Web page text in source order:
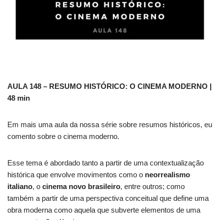
AULA 148 – RESUMO HISTÓRICO: O CINEMA MODERNO |
48 min
Em mais uma aula da nossa série sobre resumos históricos, eu
comento sobre o cinema moderno.
Esse tema é abordado tanto a partir de uma contextualização
histórica que envolve movimentos como o neorrealismo
italiano, o cinema novo brasileiro, entre outros; como
também a partir de uma perspectiva conceitual que define uma
obra moderna como aquela que subverte elementos de uma